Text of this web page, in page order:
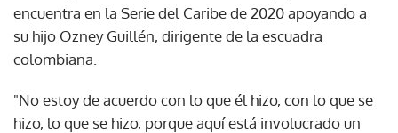
encuentra en la Serie del Caribe de 2020 apoyando a
su hijo Ozney Guillén, dirigente de la escuadra
colombiana.
"No estoy de acuerdo con lo que él hizo, con lo que se
hizo, lo que se hizo, porque aquí está involucrado un